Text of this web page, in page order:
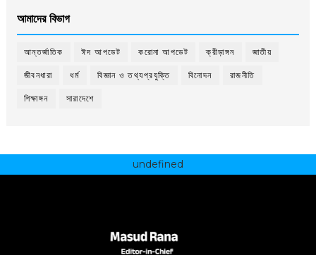
আমাদের বিভাগ
আন্তর্জাতিক ঈদ আপডেট করোনা আপডেট ক্রীড়াঙ্গন জাতীয়
জীবনধারা ধর্ম বিজ্ঞান ও তথ্যপ্রযুক্তি বিনোদন রাজনীতি
শিক্ষাঙ্গন সারাদেশে
undefined